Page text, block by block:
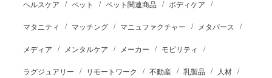
ヘルスケア ペット ペット関連商品 ボディケア
マタニティ マッチング マニュファクチャー メタバース
メディア メンタルケア メーカー モビリティ
ラグジュアリー リモートワーク 不動産 乳製品 人材